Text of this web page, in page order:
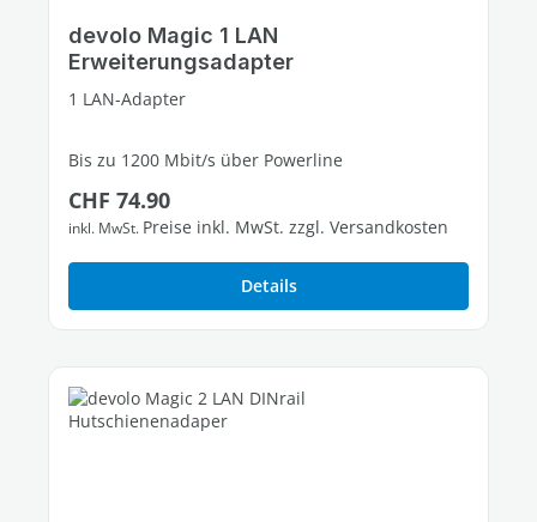
devolo Magic 1 LAN
Erweiterungsadapter
1 LAN-Adapter
Bis zu 1200 Mbit/s über Powerline
1 freier Gigabit-LAN-Port
Regulärer Preis:
CHF 74.90
inkl. MwSt. Preise inkl. MwSt. zzgl. Versandkosten
Details